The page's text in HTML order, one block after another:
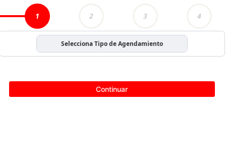
1 2 3 4
Selecciona Tipo de Agendamiento
Continuar